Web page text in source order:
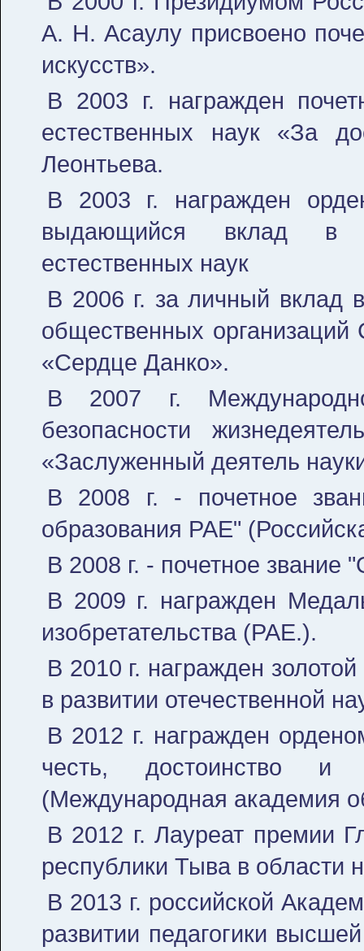
А. Н. Асаулу присвоено
искусств».
В 2003 г. награжден
естественных наук «За
Леонтьева.
В 2003 г. награжден
выдающийся вклад в
естественных наук
В 2006 г. за личный вклад
общественных
«Сердце Данко».
В 2007 г.
безопасности
«Заслуженный деятель
В 2008 г. - почетное
образования РАЕ"
В 2008 г. - почетное
В 2009 г. награжден
изобретательства (РАЕ.).
В 2010 г. награжден
в развитии отечественной
В 2012 г. награжден
честь, достоинство и
(Международная академия
В 2012 г. Лауреат премии
республики Тыва в области
В 2013 г. российской
развитии педагогики